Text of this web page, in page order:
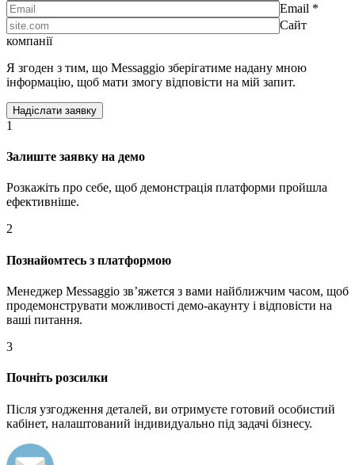
Email *
Сайт
компанії
Я згоден з тим, що Messaggio зберігатиме надану мною
інформацію, щоб мати змогу відповісти на мій запит.
1
Залиште заявку на демо
Розкажіть про себе, щоб демонстрація платформи пройшла
ефективніше.
2
Познайомтесь з платформою
Менеджер Messaggio звʼяжется з вами найближчим часом, щоб
продемонструвати можливості демо-акаунту і відповісти на
ваші питання.
3
Почніть розсилки
Після узгодження деталей, ви отримуєте готовий особистий
кабінет, налаштований індивидуально під задачі бізнесу.